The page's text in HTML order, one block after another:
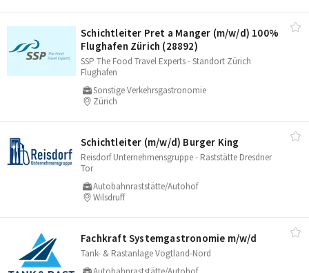
Schichtleiter Pret a Manger (m/​w/​d) 100%
Flughafen Zürich (28892)
SSP The Food Travel Experts - Standort Zürich
Flughafen
Sonstige Verkehrsgastronomie
Zürich
Schichtleiter (m/​w/​d) Burger King
Reisdorf Unternehmensgruppe - Raststätte Dresdner
Tor
Autobahnraststätte/Autohof
Wilsdruff
Fachkraft Systemgastronomie m/​w/​d
Tank- & Rastanlage Vogtland-Nord